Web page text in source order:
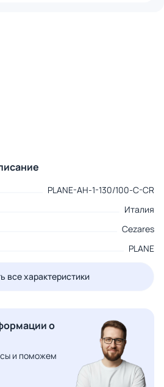
PLANE-AH-1-130/100-C-CR
Италия
Cezares
PLANE
все характеристики
о
и поможем